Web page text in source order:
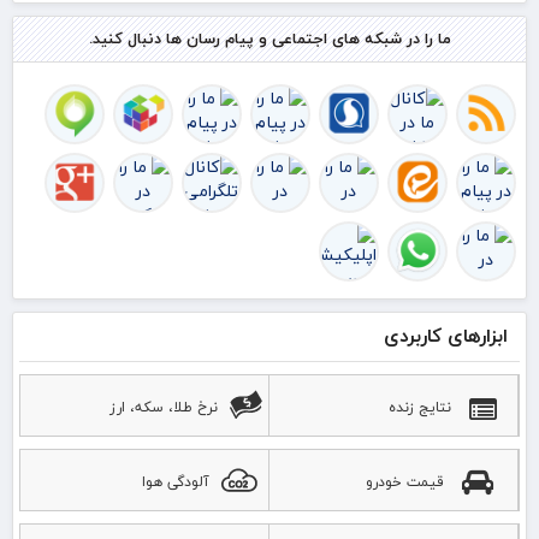
بدهید
ما را در شبکه های اجتماعی و پیام رسان ها دنبال کنید.
ابزارهای کاربردی
نتایج زنده نرخ طلا، سکه، ارز
قیمت خودرو آلودگی هوا